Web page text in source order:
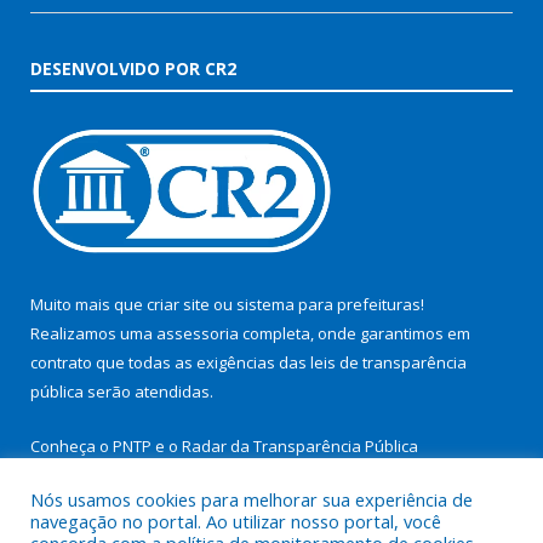
DESENVOLVIDO POR CR2
Muito mais que criar site ou sistema para prefeituras!
Realizamos uma assessoria completa, onde garantimos em
contrato que todas as exigências das leis de transparência
pública serão atendidas.
Conheça o PNTP e o Radar da Transparência Pública
Nós usamos cookies para melhorar sua experiência de
navegação no portal. Ao utilizar nosso portal, você